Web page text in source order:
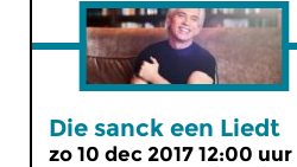
Die sanck een Liedt
zo 10 dec 2017 12:00 uur